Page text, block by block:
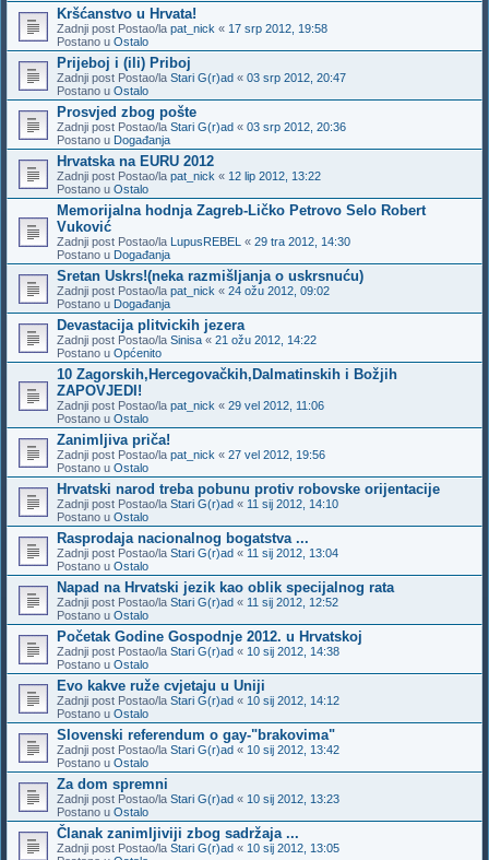
Kršćanstvo u Hrvata!
Zadnji post Postao/la pat_nick « 17 srp 2012, 19:58
Postano u Ostalo
Prijeboj i (ili) Priboj
Zadnji post Postao/la Stari G(r)ad « 03 srp 2012, 20:47
Postano u Ostalo
Prosvjed zbog pošte
Zadnji post Postao/la Stari G(r)ad « 03 srp 2012, 20:36
Postano u Događanja
Hrvatska na EURU 2012
Zadnji post Postao/la pat_nick « 12 lip 2012, 13:22
Postano u Ostalo
Memorijalna hodnja Zagreb-Ličko Petrovo Selo Robert
Vuković
Zadnji post Postao/la LupusREBEL « 29 tra 2012, 14:30
Postano u Događanja
Sretan Uskrs!(neka razmišljanja o uskrsnuću)
Zadnji post Postao/la pat_nick « 24 ožu 2012, 09:02
Postano u Događanja
Devastacija plitvickih jezera
Zadnji post Postao/la Sinisa « 21 ožu 2012, 14:22
Postano u Općenito
10 Zagorskih,Hercegovačkih,Dalmatinskih i Božjih
ZAPOVJEDI!
Zadnji post Postao/la pat_nick « 29 vel 2012, 11:06
Postano u Ostalo
Zanimljiva priča!
Zadnji post Postao/la pat_nick « 27 vel 2012, 19:56
Postano u Ostalo
Hrvatski narod treba pobunu protiv robovske orijentacije
Zadnji post Postao/la Stari G(r)ad « 11 sij 2012, 14:10
Postano u Ostalo
Rasprodaja nacionalnog bogatstva ...
Zadnji post Postao/la Stari G(r)ad « 11 sij 2012, 13:04
Postano u Ostalo
Napad na Hrvatski jezik kao oblik specijalnog rata
Zadnji post Postao/la Stari G(r)ad « 11 sij 2012, 12:52
Postano u Ostalo
Početak Godine Gospodnje 2012. u Hrvatskoj
Zadnji post Postao/la Stari G(r)ad « 10 sij 2012, 14:38
Postano u Ostalo
Evo kakve ruže cvjetaju u Uniji
Zadnji post Postao/la Stari G(r)ad « 10 sij 2012, 14:12
Postano u Ostalo
Slovenski referendum o gay-"brakovima"
Zadnji post Postao/la Stari G(r)ad « 10 sij 2012, 13:42
Postano u Ostalo
Za dom spremni
Zadnji post Postao/la Stari G(r)ad « 10 sij 2012, 13:23
Postano u Ostalo
Članak zanimljiviji zbog sadržaja ...
Zadnji post Postao/la Stari G(r)ad « 10 sij 2012, 13:05